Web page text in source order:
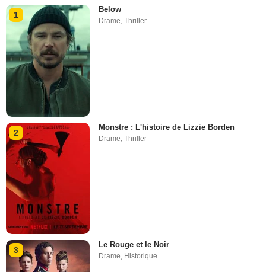
1
Below
Drame,Thriller
2
Monstre : L'histoire de Lizzie Borden
Drame ,Thriller
3
Le Rouge et le Noir
Drame, Historique